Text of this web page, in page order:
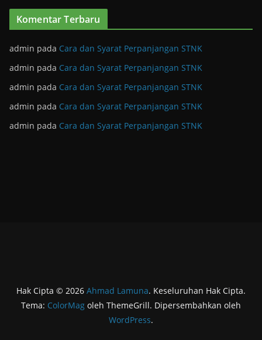
Komentar Terbaru
admin pada Cara dan Syarat Perpanjangan STNK
admin pada Cara dan Syarat Perpanjangan STNK
admin pada Cara dan Syarat Perpanjangan STNK
admin pada Cara dan Syarat Perpanjangan STNK
admin pada Cara dan Syarat Perpanjangan STNK
Hak Cipta © 2026 Ahmad Lamuna. Keseluruhan Hak Cipta.
Tema: ColorMag oleh ThemeGrill. Dipersembahkan oleh
WordPress.